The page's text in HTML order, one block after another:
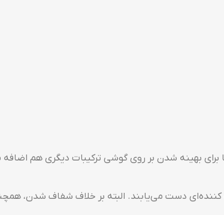
کننده‌ای دست می‌یابند. البته بر خلاف شفاف